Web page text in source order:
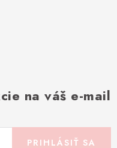
na váš e-mail
PRIHLÁSIŤ SA